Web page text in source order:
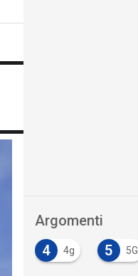
Argomenti
4
4g 5 5G